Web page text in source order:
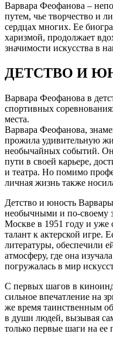
Варвара Феофанова –
путем, чье творчество и
сердцах многих. Ее
харизмой, продолжает
значимости искусства в
ДЕТСТВО И
Варвара Феофанова в
спортивных
места.
Варвара Феофанова,
прожила удивительную
необычайных событий.
пути в своей карьере,
и театра. Но помимо
личная жизнь также
Детство и юность
необычными и по-своему
Москве в 1951 году и уже
талант к актерской игре.
литературы, обеспечили
атмосферу, где она
погружалась в мир
С первых шагов в
сильное впечатление на
же время таинственным
в души людей, вызывая
только первые шаги на ее